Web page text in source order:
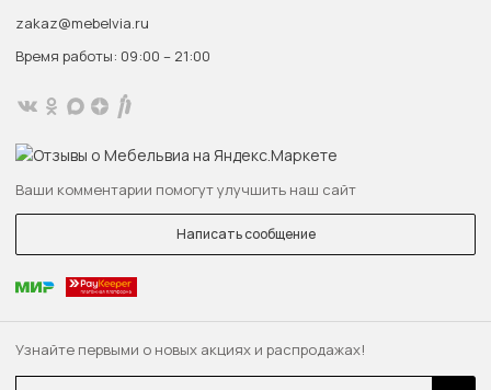
Узнайте первыми о новых акциях и распродажах!
zakaz@mebelvia.ru
Время работы: 09:00 – 21:00
Ваши комментарии помогут улучшить наш сайт
Написать сообщение